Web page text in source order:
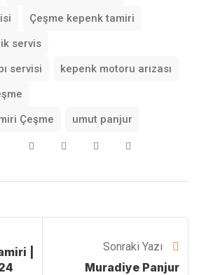
Çeşme kepenk tamiri
servis
servisi
kepenk motoru arızası
Çeşme
umut panjur
|
Sonraki Yazı
Muradiye Panjur